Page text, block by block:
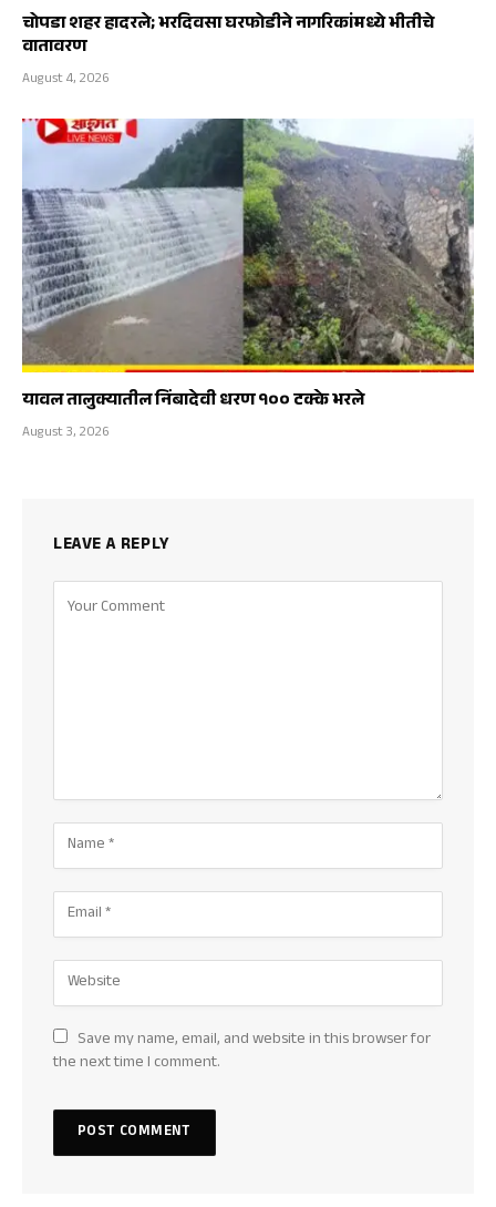
चोपडा शहर हादरले; भरदिवसा घरफोडीने नागरिकांमध्ये भीतीचे
वातावरण
August 4, 2026
यावल तालुक्यातील निंबादेवी धरण १०० टक्के भरले
August 3, 2026
LEAVE A REPLY
Save my name, email, and website in this browser for
the next time I comment.